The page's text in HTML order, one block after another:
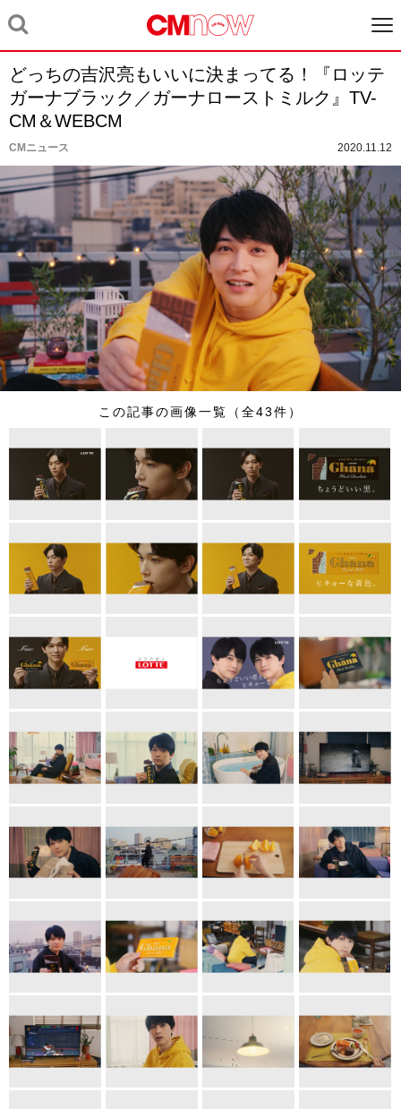
どっちの吉沢亮もいいに決まってる！『ロッテ
ガーナブラック／ガーナローストミルク』TV-
CM＆WEBCM
CMニュース 2020.11.12
この記事の画像一覧（全43件）